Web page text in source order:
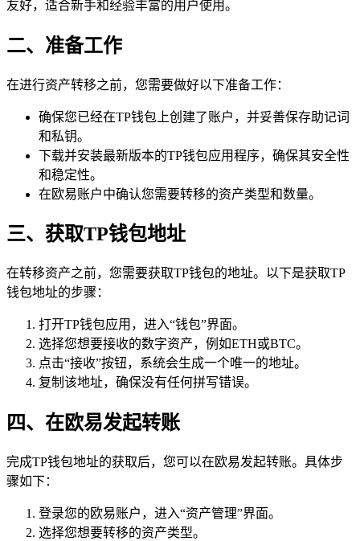
友好，适合新手和经验丰富的用户使用。
二、准备工作
在进行资产转移之前，您需要做好以下准备工作：
确保您已经在TP钱包上创建了账户，并妥善保存助记词
和私钥。
下载并安装最新版本的TP钱包应用程序，确保其安全性
和稳定性。
在欧易账户中确认您需要转移的资产类型和数量。
三、获取TP钱包地址
在转移资产之前，您需要获取TP钱包的地址。以下是获取TP
钱包地址的步骤：
打开TP钱包应用，进入“钱包”界面。
选择您想要接收的数字资产，例如ETH或BTC。
点击“接收”按钮，系统会生成一个唯一的地址。
复制该地址，确保没有任何拼写错误。
四、在欧易发起转账
完成TP钱包地址的获取后，您可以在欧易发起转账。具体步
骤如下：
登录您的欧易账户，进入“资产管理”界面。
选择您想要转移的资产类型。